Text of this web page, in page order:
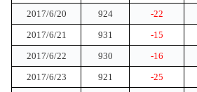
2017/6/20
924 -22
2017/6/21
931 -15
2017/6/22
930 -16
2017/6/23
921 -25